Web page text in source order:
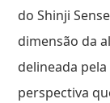
do Shinji
dimensão da
delineada
perspectiva